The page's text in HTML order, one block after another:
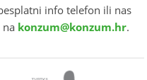
info telefon ili nas
na konzum@konzum.hr.